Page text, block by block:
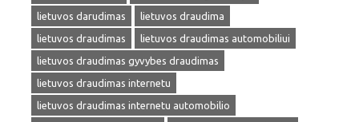
lietuvos darudimas
lietuvos draudima
lietuvos draudimas
lietuvos draudimas automobiliui
lietuvos draudimas gyvybes draudimas
lietuvos draudimas internetu
lietuvos draudimas internetu automobilio